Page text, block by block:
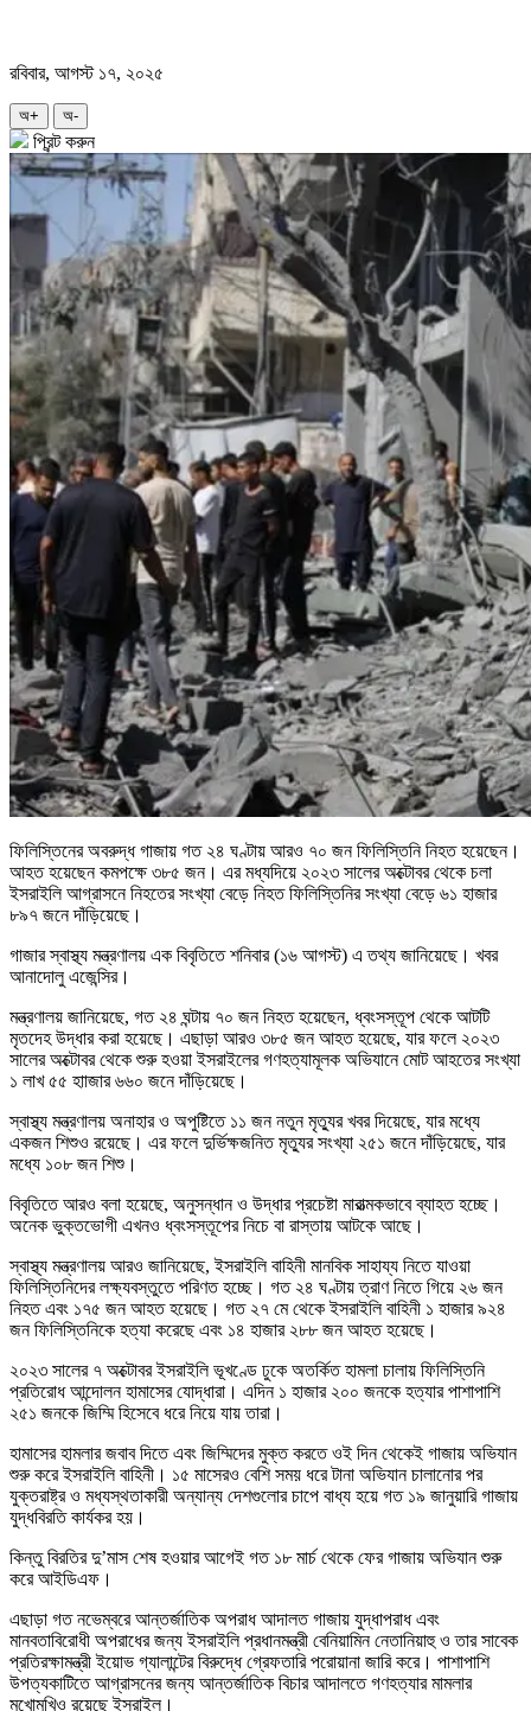
রবিবার, আগস্ট ১৭, ২০২৫
অ+ অ-
প্রিন্ট করুন
ফিলিস্তিনের অবরুদ্ধ গাজায় গত ২৪ ঘণ্টায় আরও ৭০ জন ফিলিস্তিনি নিহত হয়েছেন।
আহত হয়েছেন কমপক্ষে ৩৮৫ জন। এর মধ্যদিয়ে ২০২৩ সালের অক্টোবর থেকে চলা
ইসরাইলি আগ্রাসনে নিহতের সংখ্যা বেড়ে নিহত ফিলিস্তিনির সংখ্যা বেড়ে ৬১ হাজার
৮৯৭ জনে দাঁড়িয়েছে।
গাজার স্বাস্থ্য মন্ত্রণালয় এক বিবৃতিতে শনিবার (১৬ আগস্ট) এ তথ্য জানিয়েছে। খবর
আনাদোলু এজেন্সির।
মন্ত্রণালয় জানিয়েছে, গত ২৪ ঘন্টায় ৭০ জন নিহত হয়েছেন, ধ্বংসস্তূপ থেকে আটটি
মৃতদেহ উদ্ধার করা হয়েছে। এছাড়া আরও ৩৮৫ জন আহত হয়েছে, যার ফলে ২০২৩
সালের অক্টোবর থেকে শুরু হওয়া ইসরাইলের গণহত্যামূলক অভিযানে মোট আহতের সংখ্যা
১ লাখ ৫৫ হাাজার ৬৬০ জনে দাঁড়িয়েছে।
স্বাস্থ্য মন্ত্রণালয় অনাহার ও অপুষ্টিতে ১১ জন নতুন মৃত্যুর খবর দিয়েছে, যার মধ্যে
একজন শিশুও রয়েছে। এর ফলে দুর্ভিক্ষজনিত মৃত্যুর সংখ্যা ২৫১ জনে দাঁড়িয়েছে, যার
মধ্যে ১০৮ জন শিশু।
বিবৃতিতে আরও বলা হয়েছে, অনুসন্ধান ও উদ্ধার প্রচেষ্টা মারাত্মকভাবে ব্যাহত হচ্ছে।
অনেক ভুক্তভোগী এখনও ধ্বংসস্তূপের নিচে বা রাস্তায় আটকে আছে।
স্বাস্থ্য মন্ত্রণালয় আরও জানিয়েছে, ইসরাইলি বাহিনী মানবিক সাহায্য নিতে যাওয়া
ফিলিস্তিনিদের লক্ষ্যবস্তুতে পরিণত হচ্ছে। গত ২৪ ঘণ্টায় ত্রাণ নিতে গিয়ে ২৬ জন
নিহত এবং ১৭৫ জন আহত হয়েছে। গত ২৭ মে থেকে ইসরাইলি বাহিনী ১ হাজার ৯২৪
জন ফিলিস্তিনিকে হত্যা করেছে এবং ১৪ হাজার ২৮৮ জন আহত হয়েছে।
২০২৩ সালের ৭ অক্টোবর ইসরাইলি ভূখণ্ডে ঢুকে অতর্কিত হামলা চালায় ফিলিস্তিনি
প্রতিরোধ আন্দোলন হামাসের যোদ্ধারা। এদিন ১ হাজার ২০০ জনকে হত্যার পাশাপাশি
২৫১ জনকে জিম্মি হিসেবে ধরে নিয়ে যায় তারা।
হামাসের হামলার জবাব দিতে এবং জিম্মিদের মুক্ত করতে ওই দিন থেকেই গাজায় অভিযান
শুরু করে ইসরাইলি বাহিনী। ১৫ মাসেরও বেশি সময় ধরে টানা অভিযান চালানোর পর
যুক্তরাষ্ট্র ও মধ্যস্থতাকারী অন্যান্য দেশগুলোর চাপে বাধ্য হয়ে গত ১৯ জানুয়ারি গাজায়
যুদ্ধবিরতি কার্যকর হয়।
কিন্তু বিরতির দু’মাস শেষ হওয়ার আগেই গত ১৮ মার্চ থেকে ফের গাজায় অভিযান শুরু
করে আইডিএফ।
এছাড়া গত নভেম্বরে আন্তর্জাতিক অপরাধ আদালত গাজায় যুদ্ধাপরাধ এবং
মানবতাবিরোধী অপরাধের জন্য ইসরাইলি প্রধানমন্ত্রী বেনিয়ামিন নেতানিয়াহু ও তার সাবেক
প্রতিরক্ষামন্ত্রী ইয়োভ গ্যালান্টের বিরুদ্ধে গ্রেফতারি পরোয়ানা জারি করে। পাশাপাশি
উপত্যকাটিতে আগ্রাসনের জন্য আন্তর্জাতিক বিচার আদালতে গণহত্যার মামলার
মুখোমুখিও রয়েছে ইসরাইল।